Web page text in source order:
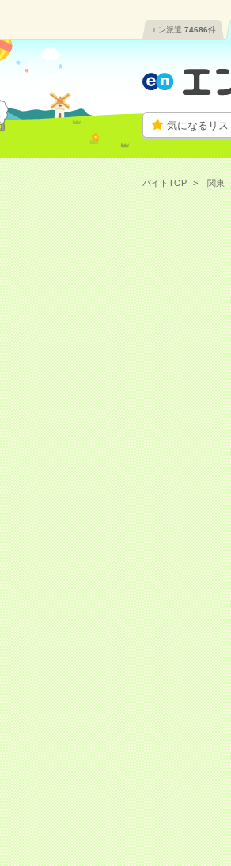
エン派遣 74686件
気になるリス
バイトTOP 関東